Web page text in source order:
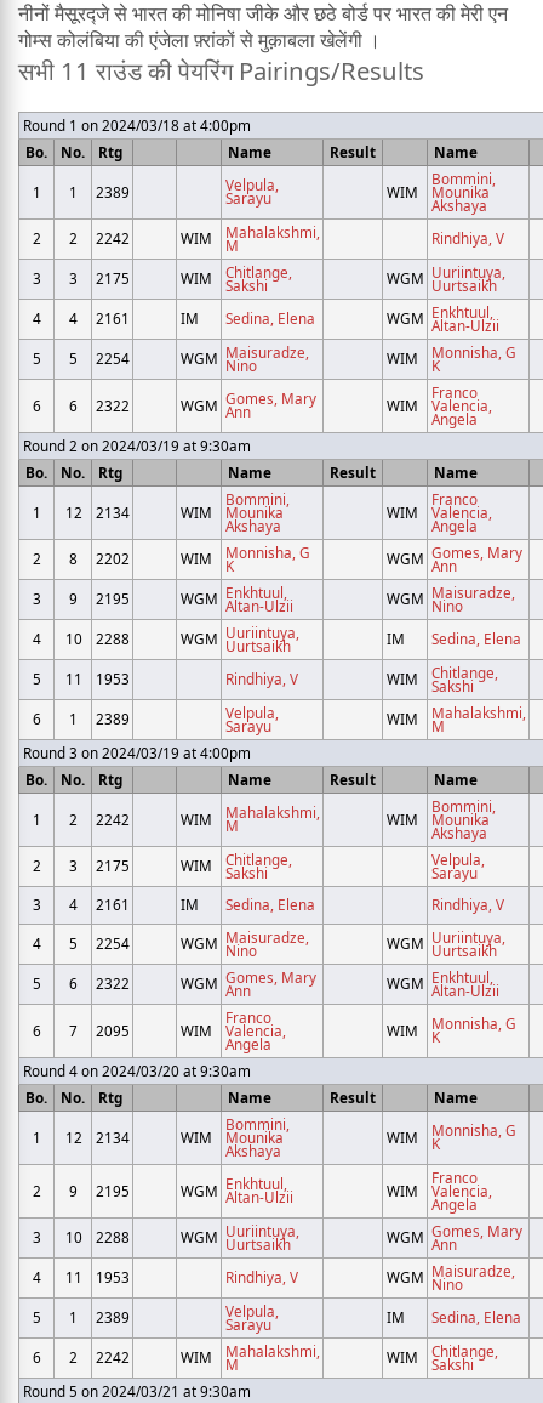
नीनों मैसूरद्जे से भारत की मोनिषा जीके और छठे बोर्ड पर भारत की मेरी एन
गोम्स कोलंबिया की एंजेला फ़्रांकों से मुक़ाबला खेलेंगी ।
सभी 11 राउंड की पेयरिंग Pairings/Results
Round 1 on 2024/03/18 at 4:00pm
Bo.
No. Rtg Name Result Name
1 1 2389 Velpula,
Sarayu WIM
Bommini,
Mounika
Akshaya
2
2 2242 WIM Mahalakshmi,
M Rindhiya, V
3 3 2175 WIM Chitlange,
Sakshi WGM Uuriintuya,
Uurtsaikh
4
4 2161 IM Sedina, Elena WGM Enkhtuul,
Altan-Ulzii
5
5 2254 WGM Maisuradze,
Nino WIM Monnisha, G
K
6 6 2322 WGM Gomes, Mary
Ann WIM
Franco
Valencia,
Angela
Round 2 on 2024/03/19 at 9:30am
Bo.
No. Rtg Name Result Name
1 12 2134 WIM
Bommini,
Mounika
Akshaya
WIM
Franco
Valencia,
Angela
2
8 2202 WIM Monnisha, G
K WGM Gomes, Mary
Ann
3
9 2195 WGM Enkhtuul,
Altan-Ulzii WGM Maisuradze,
Nino
4
10 2288 WGM Uuriintuya,
Uurtsaikh IM Sedina, Elena
5 11 1953 Rindhiya, V WIM Chitlange,
Sakshi
6
1 2389 Velpula,
Sarayu WIM Mahalakshmi,
M
Round 3 on 2024/03/19 at 4:00pm
Bo.
No. Rtg Name Result Name
1 2 2242 WIM Mahalakshmi,
M WIM
Bommini,
Mounika
Akshaya
2
3 2175 WIM Chitlange,
Sakshi
Velpula,
Sarayu
3
4 2161 IM Sedina, Elena
Rindhiya, V
4
5 2254 WGM Maisuradze,
Nino WGM Uuriintuya,
Uurtsaikh
5
6 2322 WGM Gomes, Mary
Ann WGM Enkhtuul,
Altan-Ulzii
6 7 2095 WIM
Franco
Valencia,
Angela
WIM Monnisha, G
K
Round 4 on 2024/03/20 at 9:30am
Bo.
No. Rtg Name Result Name
1 12 2134 WIM
Bommini,
Mounika
Akshaya
WIM Monnisha, G
K
2 9 2195 WGM Enkhtuul,
Altan-Ulzii WIM
Franco
Valencia,
Angela
3
10 2288 WGM Uuriintuya,
Uurtsaikh WGM Gomes, Mary
Ann
4
11 1953 Rindhiya, V WGM Maisuradze,
Nino
5
1 2389 Velpula,
Sarayu IM Sedina, Elena
6 2 2242 WIM Mahalakshmi,
M WIM Chitlange,
Sakshi
Round 5 on 2024/03/21 at 9:30am